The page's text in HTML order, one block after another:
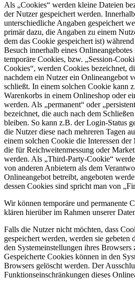
Als „Cookies“ werden kleine Dateien
der Nutzer gespeichert werden.
unterschiedliche Angaben gespeichert
primär dazu, die Angaben zu einem
dem das Cookie gespeichert ist)
Besuch innerhalb eines
temporäre Cookies, bzw. „Session-
Cookies“, werden Cookies bezeichnet,
nachdem ein Nutzer ein Onlineangebot
schließt. In einem solchen Cookie kann
Warenkorbs in einem Onlineshop oder
werden. Als „permanent“ oder
bezeichnet, die auch nach dem
bleiben. So kann z.B. der Login-Status
die Nutzer diese nach mehreren Tagen
einem solchen Cookie die Interessen
die für Reichweitenmessung oder
werden. Als „Third-Party-Cookie“
von anderen Anbietern als dem
Onlineangebot betreibt, angeboten
dessen Cookies sind spricht man von
Wir können temporäre und permanente
klären hierüber im Rahmen unserer
Falls die Nutzer nicht möchten, dass
gespeichert werden, werden sie gebeten
den Systemeinstellungen ihres Browsers
Gespeicherte Cookies können in den
Browsers gelöscht werden. Der
Funktionseinschränkungen dieses